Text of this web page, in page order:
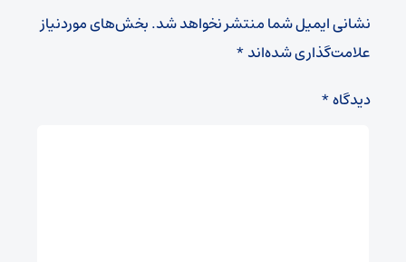
نشانی ایمیل شما منتشر نخواهد شد.بخش‌های موردنیاز
علامت‌گذاری شده‌اند*
دیدگاه*